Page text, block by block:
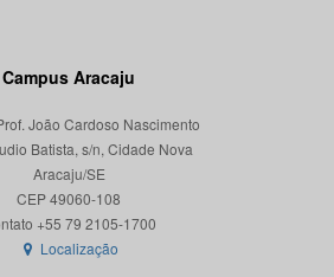
Campus Aracaju
João Cardoso Nascimento
Batista, s/n, Cidade Nova
Aracaju/SE
CEP 49060-108
Localização